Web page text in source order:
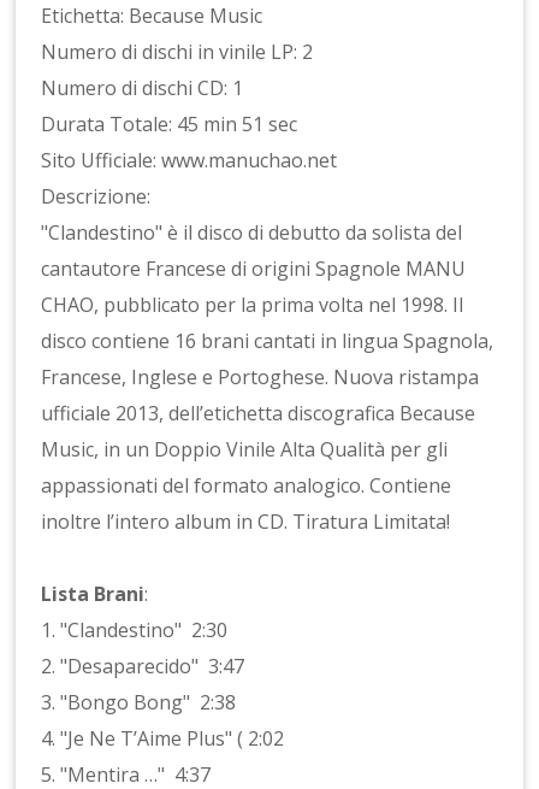
Etichetta: Because Music
Numero di dischi in vinile LP: 2
Numero di dischi CD: 1
Durata Totale: 45 min 51 sec
Sito Ufficiale: www.manuchao.net
Descrizione:
"Clandestino" è il disco di debutto da solista del
cantautore Francese di origini Spagnole MANU
CHAO, pubblicato per la prima volta nel 1998. Il
disco contiene 16 brani cantati in lingua Spagnola,
Francese, Inglese e Portoghese. Nuova ristampa
ufficiale 2013, dell’etichetta discografica Because
Music, in un Doppio Vinile Alta Qualità per gli
appassionati del formato analogico. Contiene
inoltre l’intero album in CD. Tiratura Limitata!
Lista Brani:
1. "Clandestino" 2:30
2. "Desaparecido" 3:47
3. "Bongo Bong" 2:38
4. "Je Ne T’Aime Plus" ( 2:02
5. "Mentira …" 4:37